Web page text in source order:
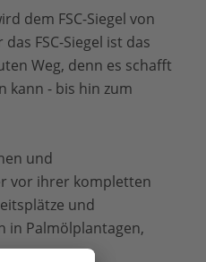
dem FSC-Siegel von
FSC-Siegel ist das
Weg, denn es schafft
kann - bis hin zum
und
vor ihrer kompletten
und
in Palmölplantagen,